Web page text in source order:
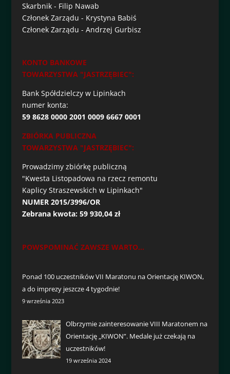
Skarbnik - Filip Nawab
Członek Zarządu - Krystyna Babiś
Członek Zarządu - Andrzej Gurbisz
KONTO BANKOWE
TOWARZYSTWA "JASTRZĘBIEC":
Bank Spółdzielczy w Lipinkach
numer konta:
59 8628 0000 2001 0009 6667 0001
ZBIÓRKA PUBLICZNA
TOWARZYSTWA "JASTRZĘBIEC":
Prowadzimy zbiórkę publiczną
"Kwesta Listopadowa na rzecz remontu
Kaplicy Straszewskich w Lipinkach"
NUMER 2015/3996/OR
Zebrana kwota: 59 930,04 zł
POWSPOMINAĆ ZAWSZE WARTO...
Ponad 100 uczestników VII Maratonu na Orientację KIWON,
a do imprezy jeszcze 4 tygodnie!
9 września 2023
Olbrzymie zainteresowanie VIII Maratonem na
Orientację „KIWON”. Medale już czekają na
uczestników!
19 września 2024